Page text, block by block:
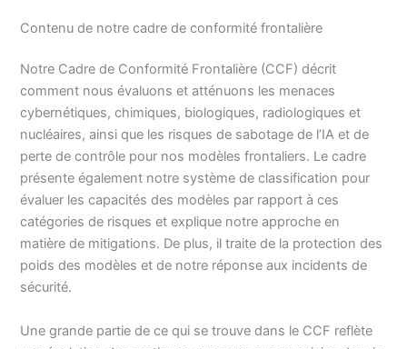
Contenu de notre cadre de conformité frontalière
Notre Cadre de Conformité Frontalière (CCF) décrit
comment nous évaluons et atténuons les menaces
cybernétiques, chimiques, biologiques, radiologiques et
nucléaires, ainsi que les risques de sabotage de l’IA et de
perte de contrôle pour nos modèles frontaliers. Le cadre
présente également notre système de classification pour
évaluer les capacités des modèles par rapport à ces
catégories de risques et explique notre approche en
matière de mitigations. De plus, il traite de la protection des
poids des modèles et de notre réponse aux incidents de
sécurité.
Une grande partie de ce qui se trouve dans le CCF reflète